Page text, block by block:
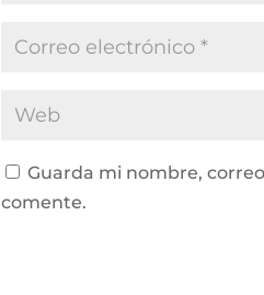
Guarda mi nombre,
comente.